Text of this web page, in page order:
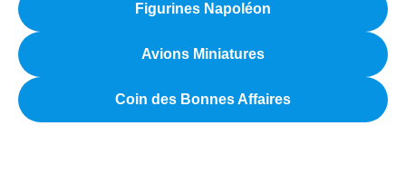
Figurines Napoléon
Avions Miniatures
Coin des Bonnes Affaires